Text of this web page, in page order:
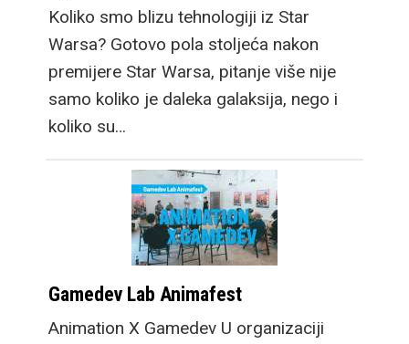
Koliko smo blizu tehnologiji iz Star
Warsa? Gotovo pola stoljeća nakon
premijere Star Warsa, pitanje više nije
samo koliko je daleka galaksija, nego i
koliko su…
Gamedev Lab Animafest
Animation X Gamedev U organizaciji